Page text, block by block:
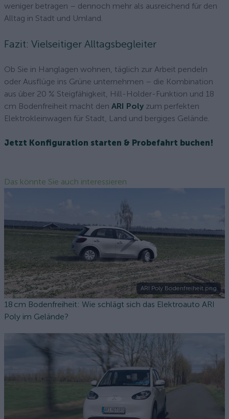
weniger betragen – dennoch mehr als ausreichend für den
Alltag in Stadt und Umland.
Fazit: Vielseitiger Alltagsbegleiter
Ob Sie in Hanglagen wohnen, täglich zur Arbeit pendeln
oder Ausflüge ins Grüne unternehmen – die Kombination
aus über 20 % Steigfähigkeit, Hill-Holder-Funktion und 18
cm Bodenfreiheit macht den ARI Poly zum perfekten
Elektro­kleinwagen für Stadt, Land und bergiges Gelände.
Jetzt Konfiguration starten & Probefahrt buchen!
Das könnte Sie auch interessieren
ARI Poly Bodenfreiheit.png
18 cm Bodenfreiheit: Wie schlägt sich das Elektroauto ARI
Poly im Gelände?